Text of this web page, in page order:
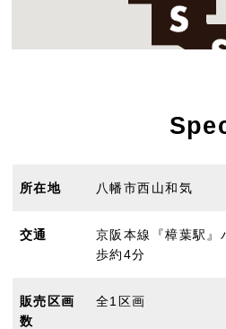
所在地 八幡市西山和気
交通
京阪本線『樟葉駅』
歩約4分
販売区画
数
全1区画